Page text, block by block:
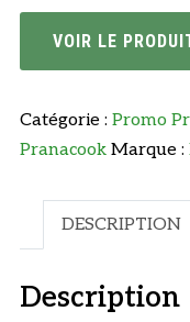
VOIR LE
Catégorie : Promo
Pranacook Marque :
DESCRIPTION
Description